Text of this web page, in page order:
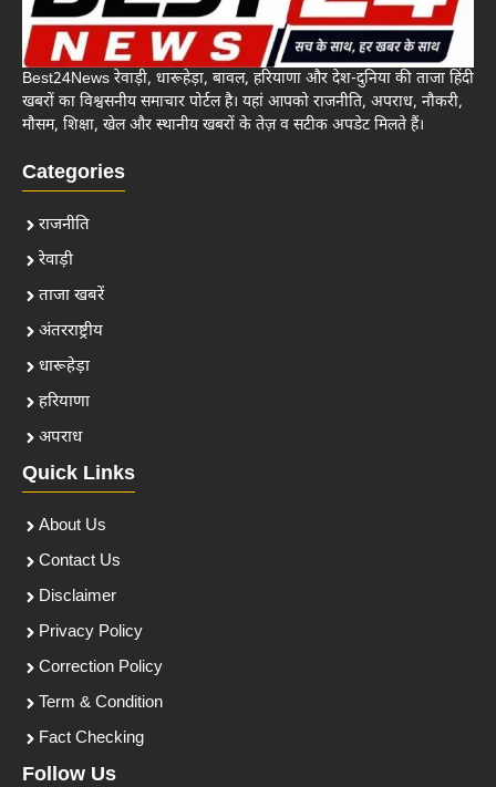
Best24News रेवाड़ी, धारूहेड़ा, बावल, हरियाणा और देश-दुनिया की ताजा हिंदी
खबरों का विश्वसनीय समाचार पोर्टल है। यहां आपको राजनीति, अपराध, नौकरी,
मौसम, शिक्षा, खेल और स्थानीय खबरों के तेज़ व सटीक अपडेट मिलते हैं।
Categories
राजनीति
रेवाड़ी
ताजा खबरें
अंतरराष्ट्रीय
धारूहेड़ा
हरियाणा
अपराध
Quick Links
About Us
Contact Us
Disclaimer
Privacy Policy
Correction Policy
Term & Condition
Fact Checking
Follow Us